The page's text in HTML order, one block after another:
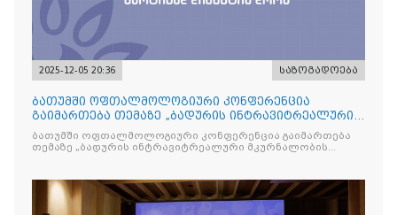
2025-12-05 20:36 საზოგადოება
ბათუმში ოფთალმოლოგიური კონფერენცია
გაიმართება თემაზე „ბადურის ინტრავიტრეალური
მკურნალობის ოპტიმიზაცი
ბათუმში ოფთალმოლოგიური კონფერენცია გაიმართება
თემაზე „ბადურის ინტრავიტრეალური მკურნალობის